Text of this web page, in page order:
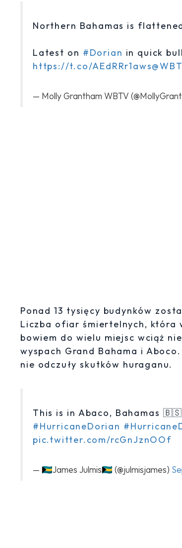
Northern Bahamas is
Latest on #Dorian in quick
https://t.co/AEdRRr1aws
— Molly Grantham WBTV
Ponad 13 tysięcy budynków
Liczba ofiar śmiertelnych, która
bowiem do wielu miejsc wciąż
wyspach Grand Bahama i
nie odczuły skutków huraganu.
This is in Abaco, Bahamas
#HurricaneDorian
pic.twitter.com/rcGnJznOOf
— 🇧🇸James Julmis🇧🇸 (@julmisjames)